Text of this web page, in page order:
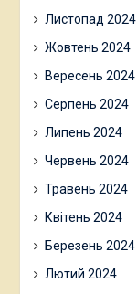
Листопад 2024
Жовтень 2024
Вересень 2024
Серпень 2024
Липень 2024
Червень 2024
Травень 2024
Квітень 2024
Березень 2024
Лютий 2024